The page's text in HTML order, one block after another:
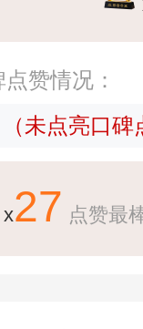
赞情况：
（未点亮口
x27 点赞最